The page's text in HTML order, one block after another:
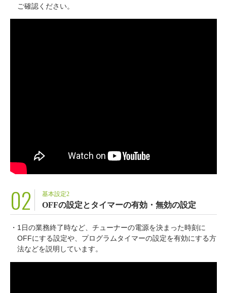
ご確認ください。
02 基本設定2
OFFの設定とタイマーの有効・無効の設定
・1日の業務終了時など、チューナーの電源を決まった時刻に
OFFにする設定や、プログラムタイマーの設定を有効にする方
法などを説明しています。